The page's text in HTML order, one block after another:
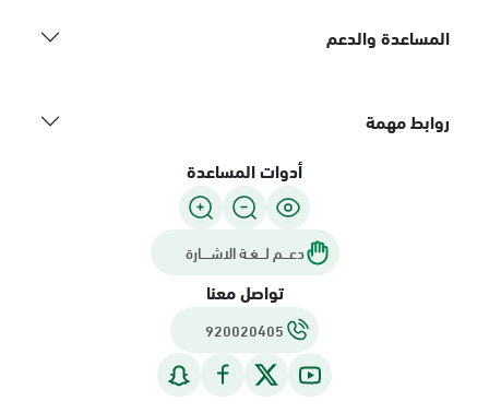
المساعدة والدعم
روابط مهمة
أدوات المساعدة
دعـــم لـــغـة الاشــــارة
تواصل معنا
920020405